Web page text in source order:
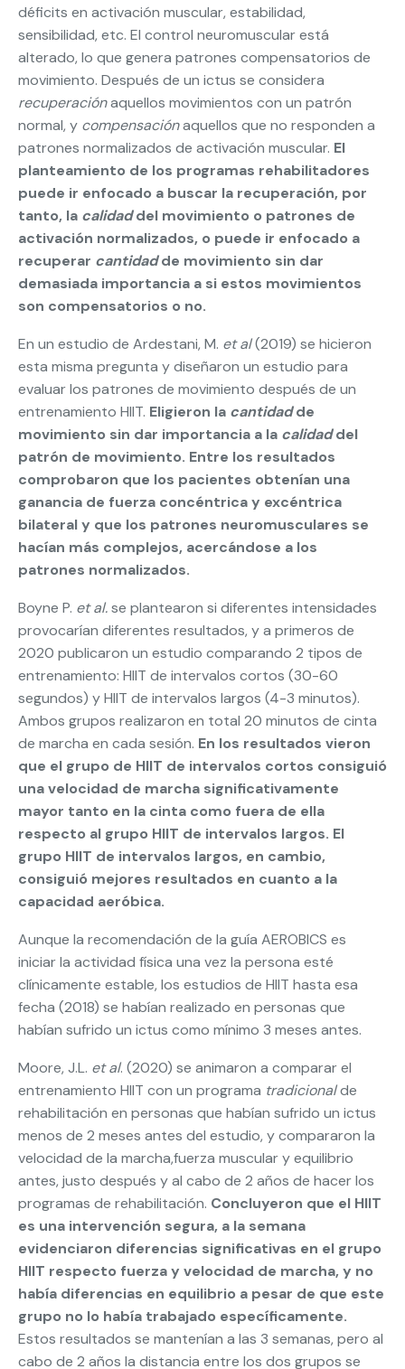
déficits en activación muscular, estabilidad,
sensibilidad, etc. El control neuromuscular está
alterado, lo que genera patrones compensatorios de
movimiento. Después de un ictus se considera
recuperaciónaquellos movimientos con un patrón
normal, y compensaciónaquellos que no responden a
patrones normalizados de activación muscular. El
planteamiento de los programas rehabilitadores
puede ir enfocado a buscar la recuperación, por
tanto, la calidaddel movimiento o patrones de
activación normalizados, o puede ir enfocado a
recuperar cantidadde movimiento sin dar
demasiada importancia a si estos movimientos
son compensatorios o no.
En un estudio de Ardestani, M. et al(2019) se hicieron
esta misma pregunta y diseñaron un estudio para
evaluar los patrones de movimiento después de un
entrenamiento HIIT. Eligieron la cantidadde
movimiento sin dar importancia a la calidaddel
patrón de movimiento. Entre los resultados
comprobaron que los pacientes obtenían una
ganancia de fuerza concéntrica y excéntrica
bilateral y que los patrones neuromusculares se
hacían más complejos, acercándose a los
patrones normalizados.
Boyne P. et al.se plantearon si diferentes intensidades
provocarían diferentes resultados, y a primeros de
2020 publicaron un estudio comparando 2 tipos de
entrenamiento: HIIT de intervalos cortos (30-60
segundos) y HIIT de intervalos largos (4-3 minutos).
Ambos grupos realizaron en total 20 minutos de cinta
de marcha en cada sesión. En los resultados vieron
que el grupo de HIIT de intervalos cortos consiguió
una velocidad de marcha significativamente
mayor tanto en la cinta como fuera de ella
respecto al grupo HIIT de intervalos largos. El
grupo HIIT de intervalos largos, en cambio,
consiguió mejores resultados en cuanto a la
capacidad aeróbica.
Aunque la recomendación de la guía AEROBICS es
iniciar la actividad física una vez la persona esté
clínicamente estable, los estudios de HIIT hasta esa
fecha (2018) se habían realizado en personas que
habían sufrido un ictus como mínimo 3 meses antes.
Moore, J.L. et al. (2020) se animaron a comparar el
entrenamiento HIIT con un programa tradicionalde
rehabilitación en personas que habían sufrido un ictus
menos de 2 meses antes del estudio, y compararon la
velocidad de la marcha,fuerza muscular y equilibrio
antes, justo después y al cabo de 2 años de hacer los
programas de rehabilitación. Concluyeron que el HIIT
es una intervención segura, a la semana
evidenciaron diferencias significativas en el grupo
HIIT respecto fuerza y velocidad de marcha, y no
había diferencias en equilibrio a pesar de que este
grupo no lo había trabajado específicamente.
Estos resultados se mantenían a las 3 semanas, pero al
cabo de 2 años la distancia entre los dos grupos se